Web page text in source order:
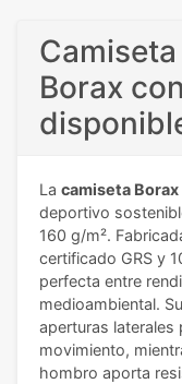
Borax
La camiseta Borax
deportivo
160 g/m².
certificado GRS y
perfecta entre
medioambiental.
aperturas laterales
movimiento,
hombro aporta